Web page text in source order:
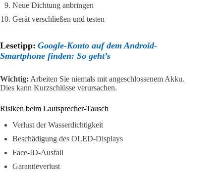
Neue Dichtung anbringen
Gerät verschließen und testen
Lesetipp: Google-Konto auf dem Android-
Smartphone finden: So geht’s
Wichtig: Arbeiten Sie niemals mit angeschlossenem Akku.
Dies kann Kurzschlüsse verursachen.
Risiken beim Lautsprecher-Tausch
Verlust der Wasserdichtigkeit
Beschädigung des OLED-Displays
Face-ID-Ausfall
Garantieverlust